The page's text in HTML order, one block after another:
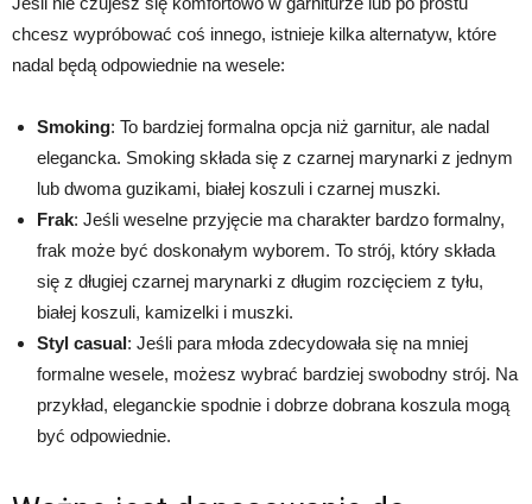
chcesz wypróbować coś innego, istnieje kilka alternatyw, które
nadal będą odpowiednie na wesele:
Smoking: To bardziej formalna opcja niż garnitur, ale nadal
elegancka. Smoking składa się z czarnej marynarki z jednym
lub dwoma guzikami, białej koszuli i czarnej muszki.
Frak: Jeśli weselne przyjęcie ma charakter bardzo formalny,
frak może być doskonałym wyborem. To strój, który składa
się z długiej czarnej marynarki z długim rozcięciem z tyłu,
białej koszuli, kamizelki i muszki.
Styl casual: Jeśli para młoda zdecydowała się na mniej
formalne wesele, możesz wybrać bardziej swobodny strój. Na
przykład, eleganckie spodnie i dobrze dobrana koszula mogą
być odpowiednie.